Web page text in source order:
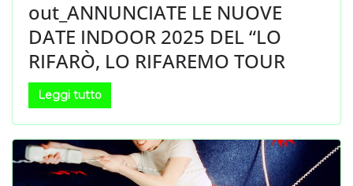
out_ANNUNCIATE LE NUOVE
DATE INDOOR 2025 DEL “LO
RIFARÒ, LO RIFAREMO TOUR
Leggi tutto